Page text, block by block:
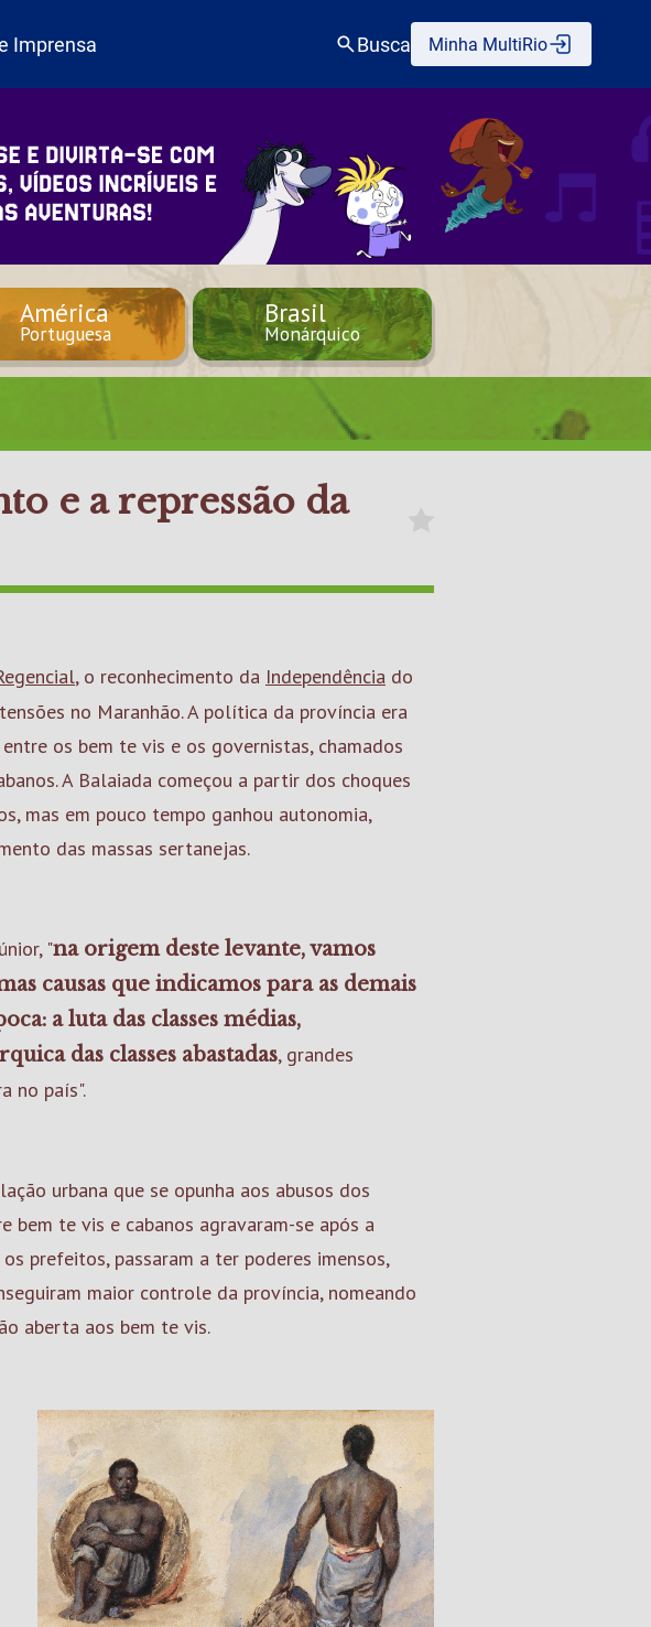
Imprensa Busca Minha MultiRio
América
Portuguesa
Brasil
Monárquico
e a repressão da
, o reconhecimento da Independência do
no Maranhão. A política da província era
os bem te vis e os governistas, chamados
A Balaiada começou a partir dos choques
mas em pouco tempo ganhou autonomia,
das massas sertanejas.
"na origem deste levante, vamos
causas que indicamos para as demais
a luta das classes médias,
das classes abastadas, grandes
no país".
urbana que se opunha aos abusos dos
te vis e cabanos agravaram-se após a
prefeitos, passaram a ter poderes imensos,
maior controle da província, nomeando
aberta aos bem te vis.